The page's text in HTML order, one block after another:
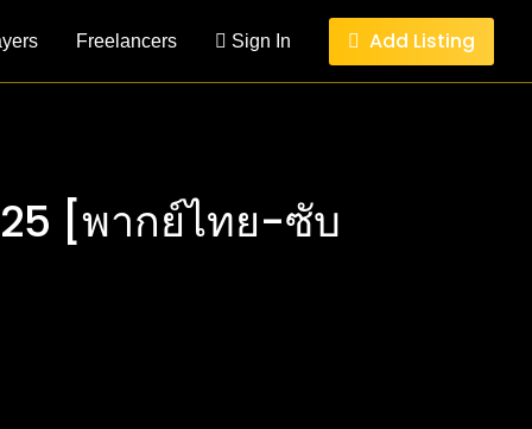
Freelancers Sign In Add Listing
[พากย์ไทย-ซับ